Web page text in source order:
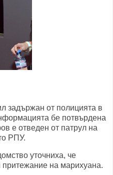
задържан от полицията в
бе потвърдена
е отведен от патрул на
РПУ.
уточниха, че
притежание на марихуана.